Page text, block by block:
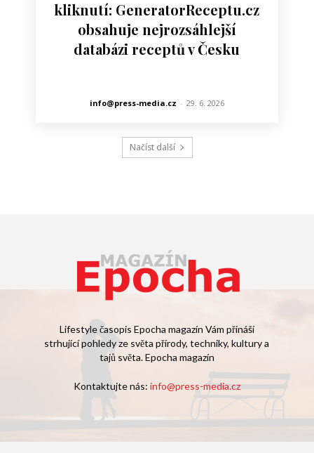
kliknutí: GeneratorReceptu.cz
obsahuje nejrozsáhlejší
databázi receptů v Česku
info@press-media.cz - 29. 6. 2026
Načíst další
Lifestyle časopis Epocha magazín Vám přináší
strhující pohledy ze světa přírody, techniky, kultury a
tajů světa. Epocha magazín
Kontaktujte nás: info@press-media.cz